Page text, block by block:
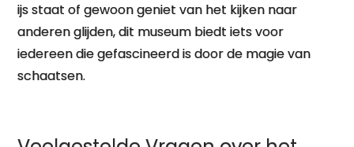
ijs staat of gewoon geniet van het kijken naar
anderen glijden, dit museum biedt iets voor
iedereen die gefascineerd is door de magie van
schaatsen.